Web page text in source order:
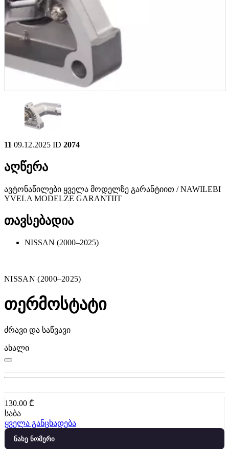
11 09.12.2025 ID 2074
აღწერა
ავტონაწილები ყველა მოდელზე გარანტიით / NAWILEBI
YVELA MODELZE GARANTIIT
თავსებადია
NISSAN (2000–2025)
NISSAN (2000–2025)
თერმოსტატი
ძრავი და საწვავი
ახალი
130.00 ₾
საბა
ყველა განცხადება
ნახე ნომერი